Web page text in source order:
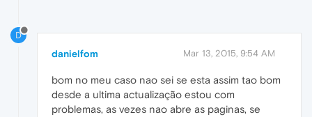
D
danielfom Mar 13, 2015, 9:54 AM
bom no meu caso nao sei se esta assim tao bom
desde a ultima actualização estou com
problemas, as vezes nao abre as paginas, se